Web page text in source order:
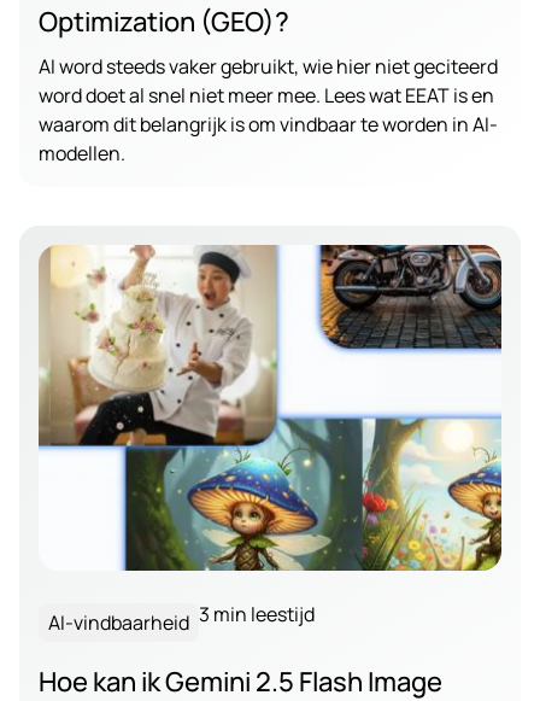
Optimization (GEO)?
AI word steeds vaker gebruikt, wie hier niet geciteerd
word doet al snel niet meer mee. Lees wat EEAT is en
waarom dit belangrijk is om vindbaar te worden in AI-
modellen.
AI-vindbaarheid 3 min leestijd
Hoe kan ik Gemini 2.5 Flash Image